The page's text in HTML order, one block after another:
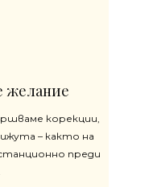
желание
корекции,
– както на
преди